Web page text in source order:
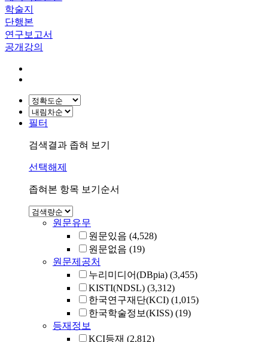
학술지
단행본
연구보고서
공개강의
필터
검색결과 좁혀 보기
선택해제
좁혀본 항목 보기순서
원문유무
원문있음 (4,528)
원문없음 (19)
원문제공처
누리미디어(DBpia) (3,455)
KISTI(NDSL) (3,312)
한국연구재단(KCI) (1,015)
한국학술정보(KISS) (19)
등재정보
KCI등재 (2,812)